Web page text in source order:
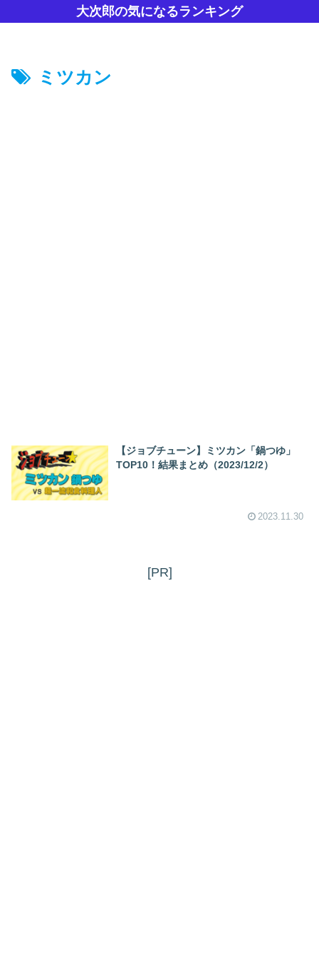
大次郎の気になるランキング
ミツカン
【ジョブチューン】ミツカン「鍋つゆ」
TOP10！結果まとめ（2023/12/2）
2023.11.30
[PR]